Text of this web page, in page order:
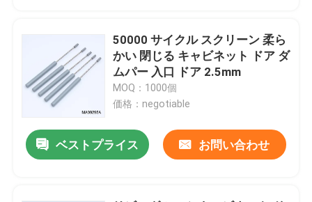
ロープ付きPOGOピン
SMT POGOピン
磁気ポゴピン
50000 サイクル スクリーン 柔ら
かい 閉じる キャビネット ドア ダ
ムパー 入口 ドア 2.5mm
MOQ：1000個
価格：negotiable
ベストプライス お問い合わせ